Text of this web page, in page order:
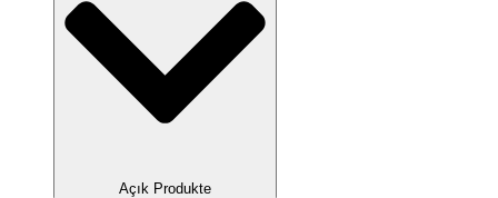
Açık Produkte